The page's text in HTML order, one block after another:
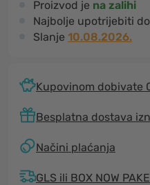
Proizvod je na zalihi
Najbolje upotrijebiti
Slanje 10.08.2026.
Kupovinom dobivate
Besplatna dostava
Načini plaćanja
GLS ili BOX NOW